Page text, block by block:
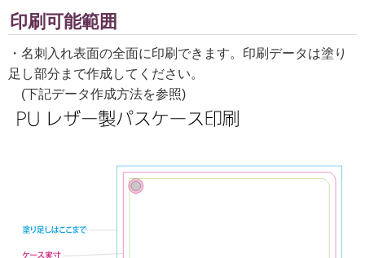
印刷可能範囲
・名刺入れ表面の全面に印刷できます。印刷データは塗り
足し部分まで作成してください。
(下記データ作成方法を参照)